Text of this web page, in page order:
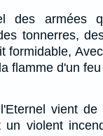
des armées
tonnerres,
formidable,
flamme d'un
vient de
un violent